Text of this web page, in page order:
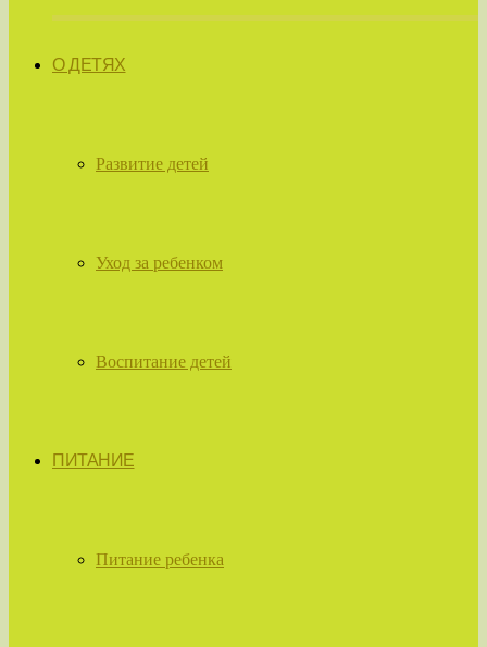
О ДЕТЯХ
Развитие детей
Уход за ребенком
Воспитание детей
ПИТАНИЕ
Питание ребенка